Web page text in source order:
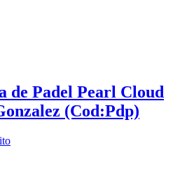
de Padel Pearl Cloud
(Cod:Pdp)